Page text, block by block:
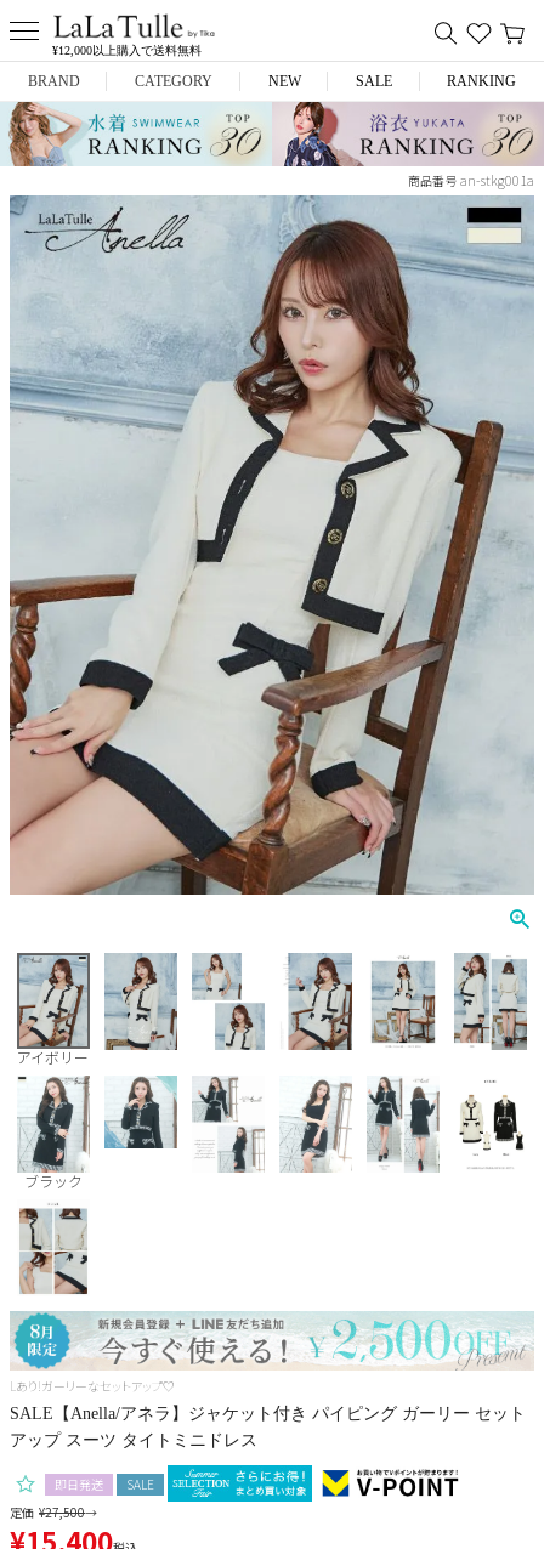
¥12,000以上購入で送料無料
BRAND
Anella
ROBE de FLEURS
DEA.
ANIER.
PURESS
Andy
an
GLAMOROUS
JENNNY
COMEX
Rechercher
Pleaser
CATEGORY
ミニドレス
ロングドレス
スーツ
アウター
コスプレ
水着
浴衣
NEW SALE RANKING
商品番号 an-stkg001a
アイボリー
ブラック
Lあり!ガーリーなセットアップ♡
SALE【Anella/アネラ】ジャケット付き パイピング ガーリー セット
アップ スーツ タイトミニドレス
即日発送
SALE
定価 ¥27,500→
¥15,400